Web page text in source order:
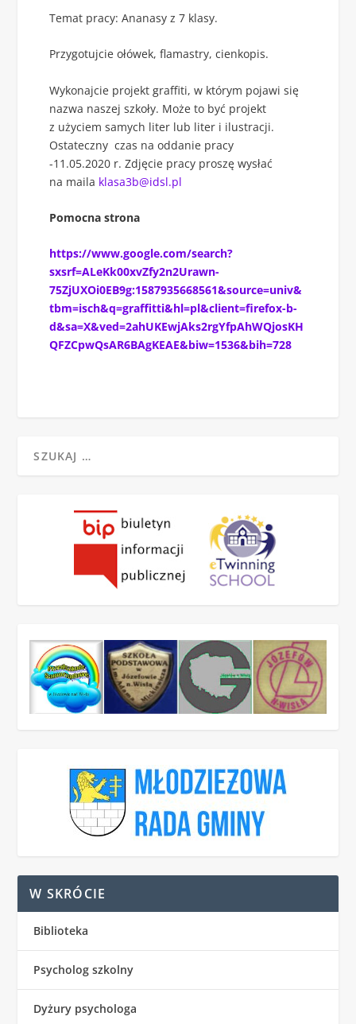
Temat pracy: Ananasy z 7 klasy.
Przygotujcie ołówek, flamastry, cienkopis.
Wykonajcie projekt graffiti, w którym pojawi się
nazwa naszej szkoły. Może to być projekt
z użyciem samych liter lub liter i ilustracji.
Ostateczny czas na oddanie pracy
-11.05.2020 r. Zdjęcie pracy proszę wysłać
na maila klasa3b@idsl.pl
Pomocna strona
https://www.google.com/search?
sxsrf=ALeKk00xvZfy2n2Urawn-
75ZjUXOi0EB9g:1587935668561&source=univ&
tbm=isch&q=graffitti&hl=pl&client=firefox-b-
d&sa=X&ved=2ahUKEwjAks2rgYfpAhWQjosKH
QFZCpwQsAR6BAgKEAE&biw=1536&bih=728
W SKRÓCIE
Biblioteka
Psycholog szkolny
Dyżury psychologa